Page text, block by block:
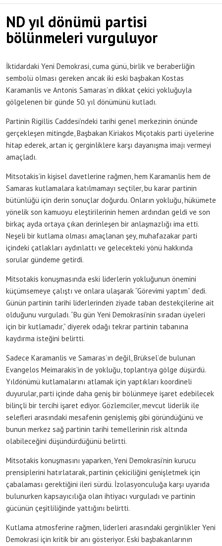
ND yıl dönümü partisi
bölünmeleri vurguluyor
İktidardaki Yeni Demokrasi, cuma günü, birlik ve beraberliğin
sembolü olması gereken ancak iki eski başbakan Kostas
Karamanlis ve Antonis Samaras’ın dikkat çekici yokluğuyla
gölgelenen bir günde 50. yıl dönümünü kutladı.
Partinin Rigillis Caddesi’ndeki tarihi genel merkezinin önünde
gerçekleşen mitingde, Başbakan Kiriakos Miçotakis parti üyelerine
hitap ederek, artan iç gerginliklere karşı dayanışma imajı vermeyi
amaçladı.
Mitsotakis’in kişisel davetlerine rağmen, hem Karamanlis hem de
Samaras kutlamalara katılmamayı seçtiler, bu karar partinin
bütünlüğü için derin sonuçlar doğurdu. Onların yokluğu, hükümete
yönelik son kamuoyu eleştirilerinin hemen ardından geldi ve son
birkaç ayda ortaya çıkan derinleşen bir anlaşmazlığı ima etti.
Neşeli bir kutlama olması amaçlanan şey, muhafazakar parti
içindeki çatlakları aydınlattı ve gelecekteki yönü hakkında
sorular gündeme getirdi.
Mitsotakis konuşmasında eski liderlerin yokluğunun önemini
küçümsemeye çalıştı ve onlara ulaşarak “Görevimi yaptım” dedi.
Günün partinin tarihi liderlerinden ziyade taban destekçilerine ait
olduğunu vurguladı. “Bu gün Yeni Demokrasi’nin sıradan üyeleri
için bir kutlamadır,” diyerek odağı tekrar partinin tabanına
kaydırma isteğini belirtti.
Sadece Karamanlis ve Samaras’ın değil, Brüksel’de bulunan
Evangelos Meimarakis’in de yokluğu, toplantıya gölge düşürdü.
Yıldönümü kutlamalarını atlamak için yaptıkları koordineli
duyurular, parti içinde daha geniş bir bölünmeye işaret edebilecek
bilinçli bir tercihi işaret ediyor. Gözlemciler, mevcut liderlik ile
selefleri arasındaki mesafenin genişlemiş gibi göründüğünü ve
bunun merkez sağ partinin tarihi temellerinin risk altında
olabileceğini düşündürdüğünü belirtti.
Mitsotakis konuşmasını yaparken, Yeni Demokrasi’nin kurucu
prensiplerini hatırlatarak, partinin çekiciliğini genişletmek için
çabalaması gerektiğini ileri sürdü. İzolasyonculuğa karşı uyarıda
bulunurken kapsayıcılığa olan ihtiyacı vurguladı ve partinin
gücünün çeşitliliğinde yattığını belirtti.
Kutlama atmosferine rağmen, liderleri arasındaki gerginlikler Yeni
Demokrasi için kritik bir anı gösteriyor. Eski başbakanlarının